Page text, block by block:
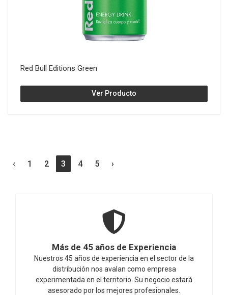
Red Bull Editions Green
Ver Producto
‹ 1 2 3 4 5 ›
Más de 45 años de Experiencia
Nuestros 45 años de experiencia en el sector de la
distribución nos avalan como empresa
experimentada en el territorio. Su negocio estará
asesorado por los mejores profesionales.